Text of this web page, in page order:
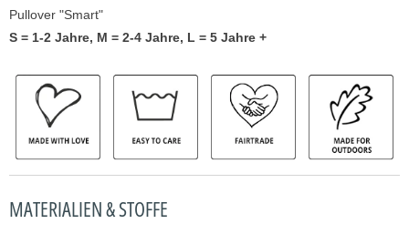
k
t
g
a
Pullover "Smart"
S = 1-2 Jahre, M = 2-4 Jahre, L = 5 Jahre +
MATERIALIEN & STOFFE